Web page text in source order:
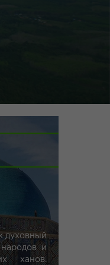
духовный
и
ханов.